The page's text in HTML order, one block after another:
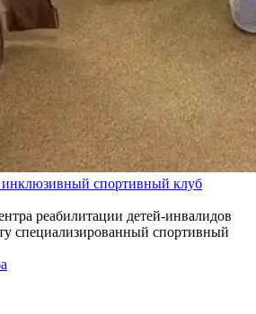
спортивный клуб
реабилитации детей-инвалидов
специализированный спортивный